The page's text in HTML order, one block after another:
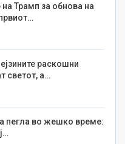
Трамп за обнова на
раскошни
светот, а…
пегла во жешко време: